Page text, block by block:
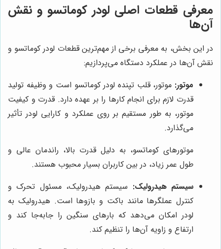
معرفی قطعات اصلی لودر کوماتسو و نقش
آن‌ها
در این بخش، به معرفی برخی از مهم‌ترین قطعات لودر کوماتسو و
نقش آن‌ها در عملکرد دستگاه می‌پردازیم:
موتور: موتور، قلب تپنده لودر کوماتسو است و وظیفه تولید
قدرت لازم برای انجام کارها را بر عهده دارد. قدرت و کیفیت
موتور، به طور مستقیم بر روی عملکرد و کارایی لودر تأثیر
می‌گذارد.
موتورهای کوماتسو، به دلیل قدرت بالا، راندمان عالی و
طول عمر زیاد، در بین کاربران بسیار محبوب هستند.
سیستم هیدرولیک: سیستم هیدرولیک، مسئول تحرک و
کنترل عملگرها مانند باکت و بازوها است. هیدرولیک به
لودر امکان می‌دهد که بارهای سنگین را جابه‌جا کند و
ارتفاع و زاویه آن‌ها را تنظیم کند.